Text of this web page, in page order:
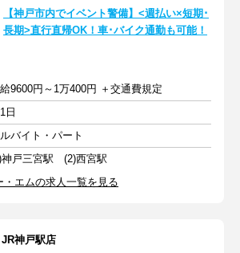
【神戸市内でイベント警備】<週払い×短期･
長期>直行直帰OK！車･バイク通勤も可能！
給9600円～1万400円 ＋交通費規定
日
バイト・パート
神戸三宮駅 (2)西宮駅
エムの求人一覧を見る
神戸駅店